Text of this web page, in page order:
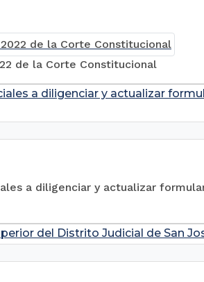
de la Corte Constitucional
a diligenciar y actualizar
a diligenciar y actualizar
del Distrito Judicial de San